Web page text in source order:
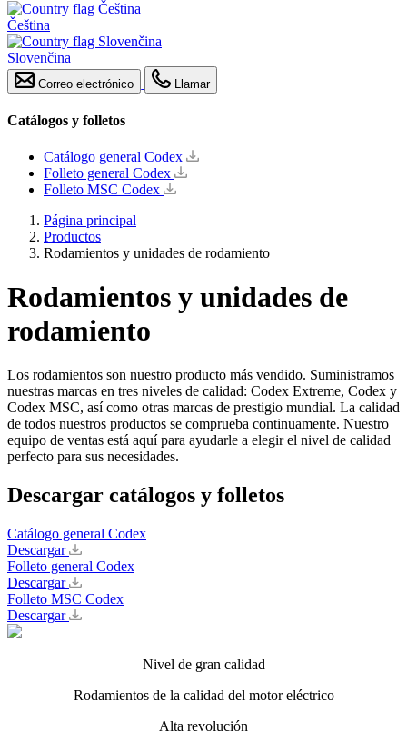
Čeština
Slovenčina
Correo electrónico Llamar
Catálogos y folletos
Catálogo general Codex
Folleto general Codex
Folleto MSC Codex
Página principal
Productos
Rodamientos y unidades de rodamiento
Rodamientos y unidades de
rodamiento
Los rodamientos son nuestro producto más vendido. Suministramos
nuestras marcas en tres niveles de calidad: Codex Extreme, Codex y
Codex MSC, así como otras marcas de prestigio mundial. La calidad
de todos nuestros productos se comprueba continuamente. Nuestro
equipo de ventas está aquí para ayudarle a elegir el nivel de calidad
perfecto para sus necesidades.
Descargar catálogos y folletos
Catálogo general Codex
Descargar
Folleto general Codex
Descargar
Folleto MSC Codex
Descargar
Nivel de gran calidad
Rodamientos de la calidad del motor eléctrico
Alta revolución